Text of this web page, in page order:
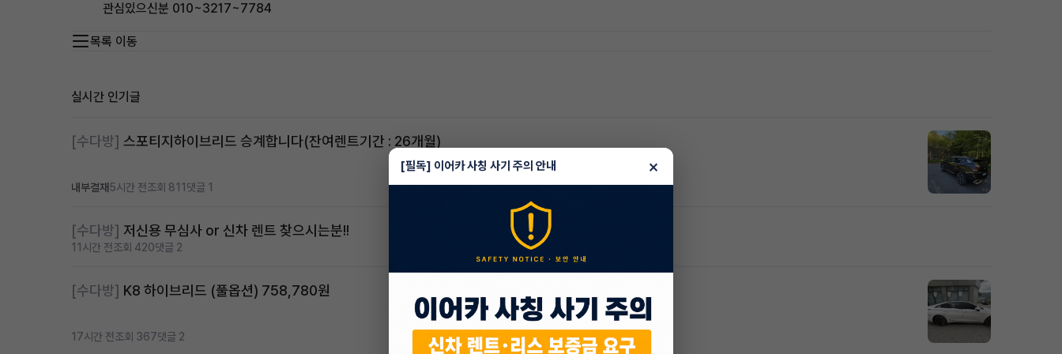
관심있으신분 010~3217~7784
목록 이동
실시간 인기글
[수다방] 스포티지하이브리드 승계합니다(잔여렌트기간 : 26개월)
내부결재5시간 전조회 811 댓글 1
[수다방] 저신용 무심사 or 신차 렌트 찾으시는분!!
11시간 전조회 420댓글 2
[수다방] K8 하이브리드 (풀옵션) 758,780원
17시간 전조회 367댓글 2
[필독] 이어카 사칭 사기 주의 안내 ×